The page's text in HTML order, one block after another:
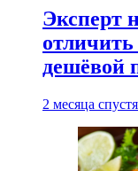
Эксперт
дешёвой
2 месяца спустя